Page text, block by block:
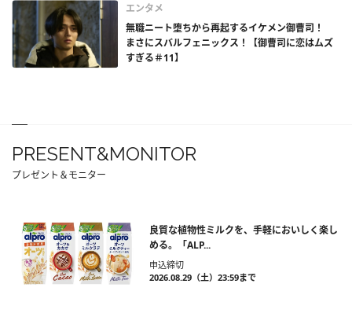
エンタメ
無職ニート堕ちから再起するイケメン御曹司！
まさにスバルフェニックス！【御曹司に恋はムズ
すぎる＃11】
PRESENT&MONITOR
プレゼント＆モニター
良質な植物性ミルクを、手軽においしく楽し
める。「ALP...
申込締切
2026.08.29（土）23:59まで